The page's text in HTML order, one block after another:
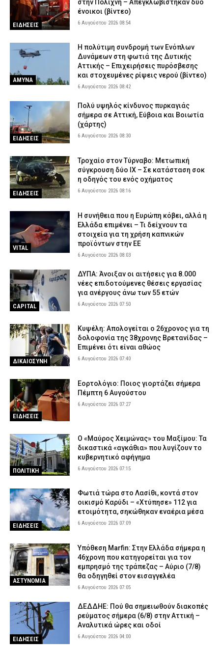
ΕΙΔΗΣΕΙΣ
στην Πολίχνη – Απεγκλωβίστηκαν δύο
ένοικοι (βίντεο)
6 Αυγούστου 2026 08:54
ΑΜΥΝΑ
H πολύτιμη συνδρομή των Ενόπλων
Δυνάμεων στη φωτιά της Δυτικής
Αττικής – Επιχειρήσεις πυρόσβεσης
και στοχευμένες ρίψεις νερού (βίντεο)
6 Αυγούστου 2026 08:42
ΕΙΔΗΣΕΙΣ
Πολύ υψηλός κίνδυνος πυρκαγιάς
σήμερα σε Αττική, Εύβοια και Βοιωτία
(χάρτης)
6 Αυγούστου 2026 08:30
ΕΙΔΗΣΕΙΣ
Τροχαίο στον Τύρναβο: Μετωπική
σύγκρουση δύο ΙΧ – Σε κατάσταση σοκ
η οδηγός του ενός οχήματος
6 Αυγούστου 2026 08:16
VITAL
Η συνήθεια που η Ευρώπη κόβει, αλλά η
Ελλάδα επιμένει – Τι δείχνουν τα
στοιχεία για τη χρήση καπνικών
προϊόντων στην ΕΕ
6 Αυγούστου 2026 08:03
CAPITAL
ΔΥΠΑ: Άνοιξαν οι αιτήσεις για 8.000
νέες επιδοτούμενες θέσεις εργασίας
για ανέργους άνω των 55 ετών
6 Αυγούστου 2026 07:50
ΔΙΚΑΙΟΣΥΝΗ
Κυψέλη: Απολογείται ο 26χρονος για τη
δολοφονία της 38χρονης Βρετανίδας –
Επιμένει ότι είναι αθώος
6 Αυγούστου 2026 07:40
ΕΙΔΗΣΕΙΣ
Εορτολόγιο: Ποιος γιορτάζει σήμερα
Πέμπτη 6 Αυγούστου
6 Αυγούστου 2026 07:27
ΠΟΛΙΤΙΚΗ
Ο «Μαύρος Χειμώνας» του Μαξίμου: Τα
δικαστικά «αγκάθια» που λυγίζουν το
κυβερνητικό αφήγημα
6 Αυγούστου 2026 07:15
ΕΙΔΗΣΕΙΣ
Φωτιά τώρα στο Λασίθι, κοντά στον
οικισμό Καρύδι – «Χτύπησε» 112 για
ετοιμότητα, σηκώθηκαν εναέρια μέσα
6 Αυγούστου 2026 07:09
ΑΣΤΥΝΟΜΙΑ
Υπόθεση Marfin: Στην Ελλάδα σήμερα η
46χρονη που κατηγορείται για τον
εμπρησμό της τράπεζας – Αύριο (7/8)
θα οδηγηθεί στον εισαγγελέα
6 Αυγούστου 2026 07:05
ΕΙΔΗΣΕΙΣ
ΔΕΔΔΗΕ: Πού θα σημειωθούν διακοπές
ρεύματος σήμερα (6/8) στην Αττική –
Αναλυτικά ώρες και οδοί
6 Αυγούστου 2026 04:00